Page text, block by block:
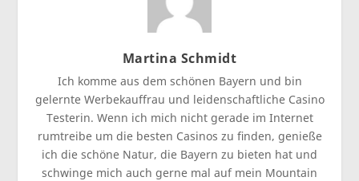
Martina Schmidt
Ich komme aus dem schönen Bayern und bin
gelernte Werbekauffrau und leidenschaftliche Casino
Testerin. Wenn ich mich nicht gerade im Internet
rumtreibe um die besten Casinos zu finden, genieße
ich die schöne Natur, die Bayern zu bieten hat und
schwinge mich auch gerne mal auf mein Mountain